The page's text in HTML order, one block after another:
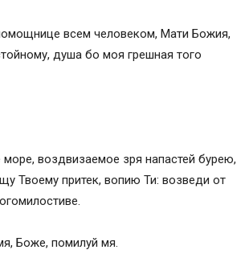
всем человеком, Мати Божия,
душа бо моя грешная того
воздвизаемое зря напастей бурею,
Твоему притек, вопию Ти: возведи от
Боже, помилуй мя.